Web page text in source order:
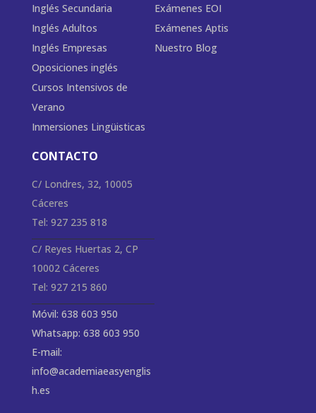
Inglés Secundaria
Inglés Adultos
Inglés Empresas
Oposiciones inglés
Cursos Intensivos de
Verano
Inmersiones Lingüisticas
Exámenes EOI
Exámenes Aptis
Nuestro Blog
CONTACTO
C/ Londres, 32, 10005
Cáceres
Tel: 927 235 818
C/ Reyes Huertas 2, CP
10002 Cáceres
Tel: 927 215 860
Móvil: 638 603 950
Whatsapp: 638 603 950
E-mail:
info@academiaeasyenglis
h.es